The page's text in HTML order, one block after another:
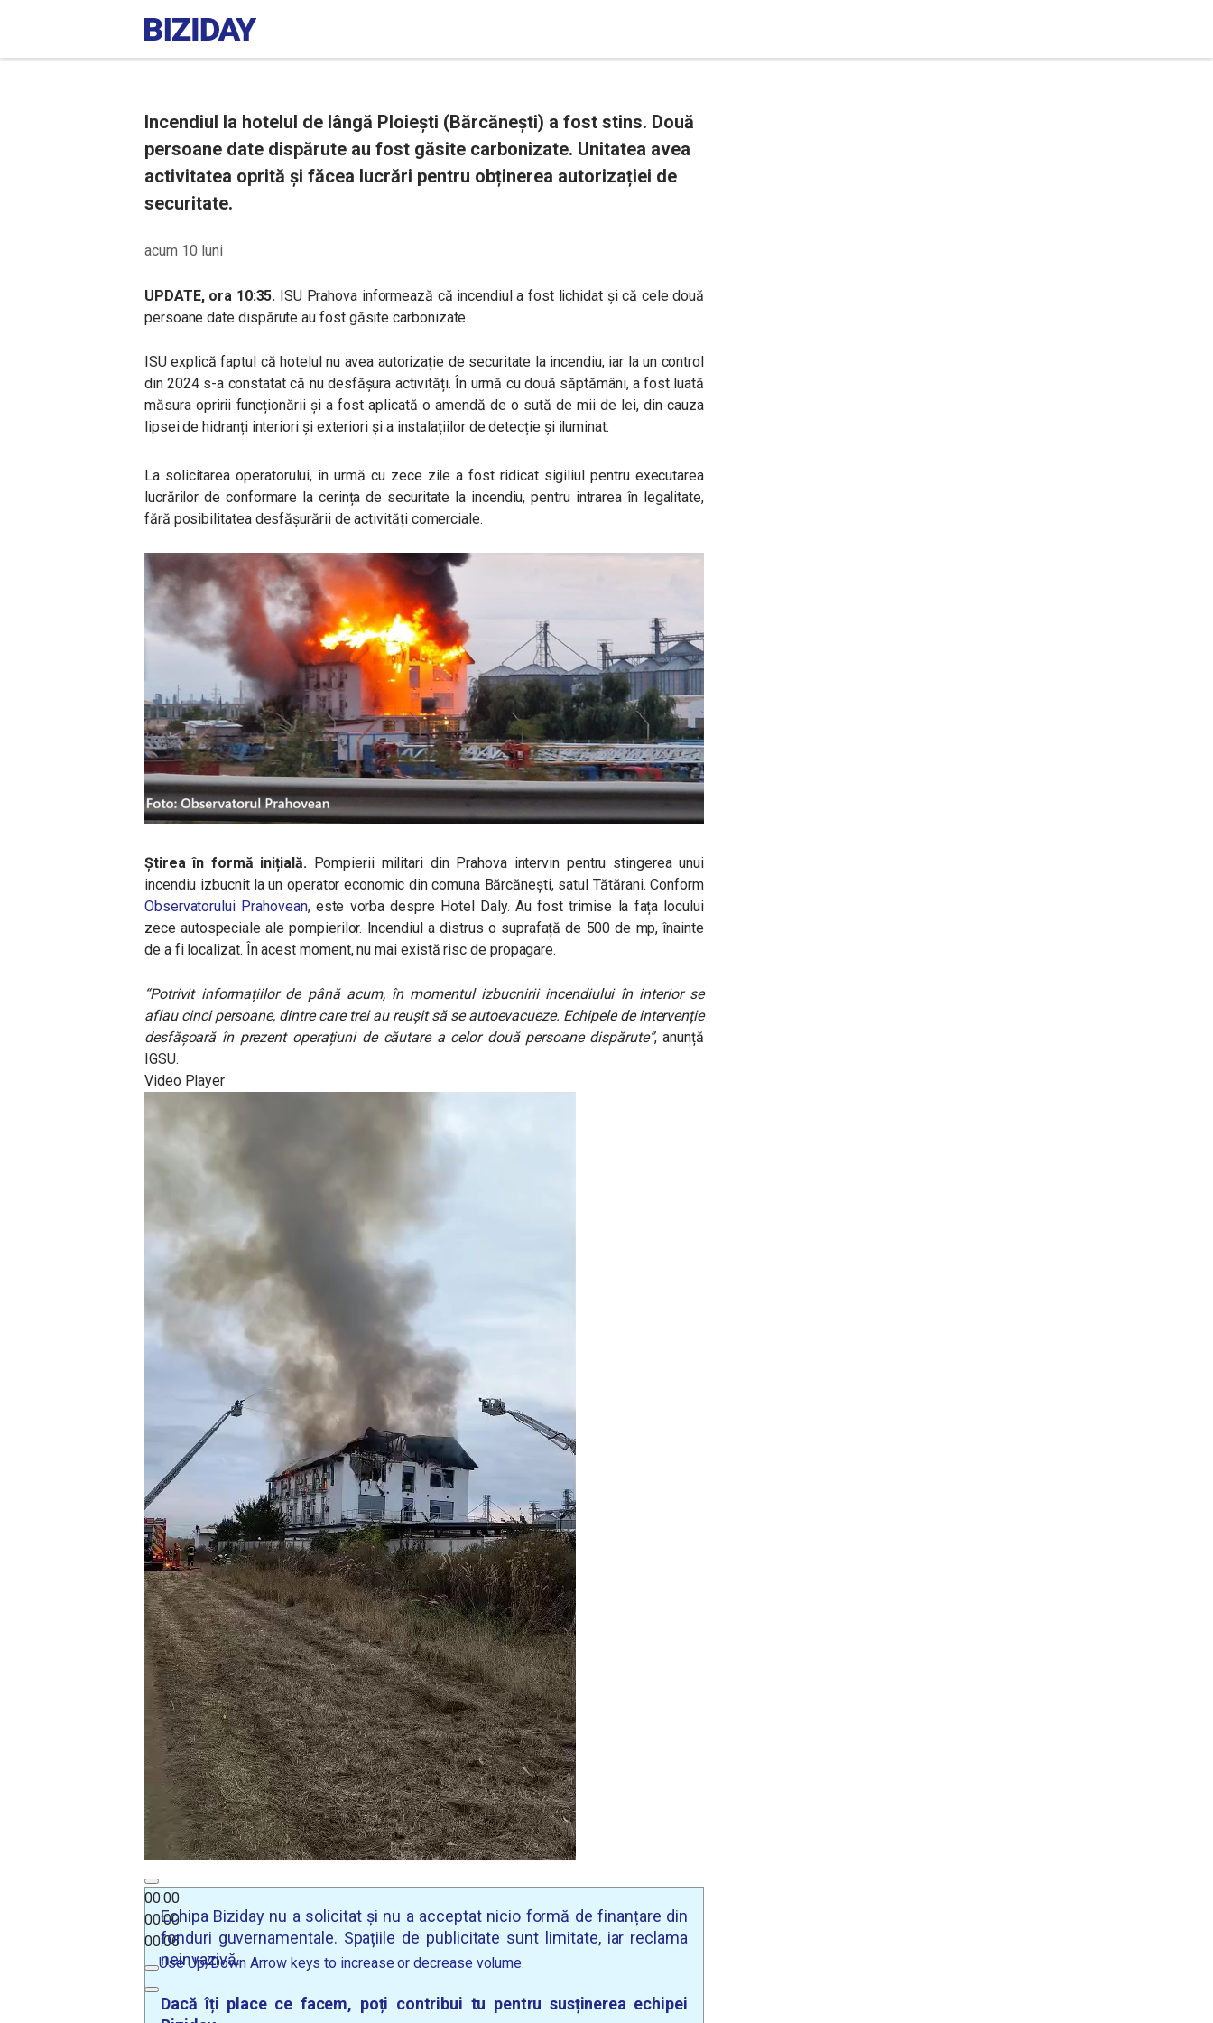
Incendiul la hotelul de lângă Ploiești (Bărcănești) a fost stins. Două
persoane date dispărute au fost găsite carbonizate. Unitatea avea
activitatea oprită și făcea lucrări pentru obținerea autorizației de
securitate.
acum 10 luni
UPDATE, ora 10:35. ISU Prahova informează că incendiul a fost lichidat și că cele două
persoane date dispărute au fost găsite carbonizate.
ISU explică faptul că hotelul nu avea autorizație de securitate la incendiu, iar la un control
din 2024 s-a constatat că nu desfășura activități. În urmă cu două săptămâni, a fost luată
măsura opririi funcționării și a fost aplicată o amendă de o sută de mii de lei, din cauza
lipsei de hidranți interiori și exteriori și a instalațiilor de detecție și iluminat.
La solicitarea operatorului, în urmă cu zece zile a fost ridicat sigiliul pentru executarea
lucrărilor de conformare la cerința de securitate la incendiu, pentru intrarea în legalitate,
fără posibilitatea desfășurării de activități comerciale.
Știrea în formă inițială. Pompierii militari din Prahova intervin pentru stingerea unui
incendiu izbucnit la un operator economic din comuna Bărcănești, satul Tătărani. Conform
Observatorului Prahovean, este vorba despre Hotel Daly. Au fost trimise la fața locului
zece autospeciale ale pompierilor. Incendiul a distrus o suprafață de 500 de mp, înainte
de a fi localizat. În acest moment, nu mai există risc de propagare.
“Potrivit informațiilor de până acum, în momentul izbucnirii incendiului în interior se
aflau cinci persoane, dintre care trei au reușit să se autoevacueze. Echipele de intervenție
desfășoară în prezent operațiuni de căutare a celor două persoane dispărute”, anunță
IGSU.
Video Player
00:00
00:00
00:06
Use Up/Down Arrow keys to increase or decrease volume.
Echipa Biziday nu a solicitat și nu a acceptat nicio formă de finanțare din
fonduri guvernamentale. Spațiile de publicitate sunt limitate, iar reclama
neinvazivă.
Dacă îți place ce facem, poți contribui tu pentru susținerea echipei